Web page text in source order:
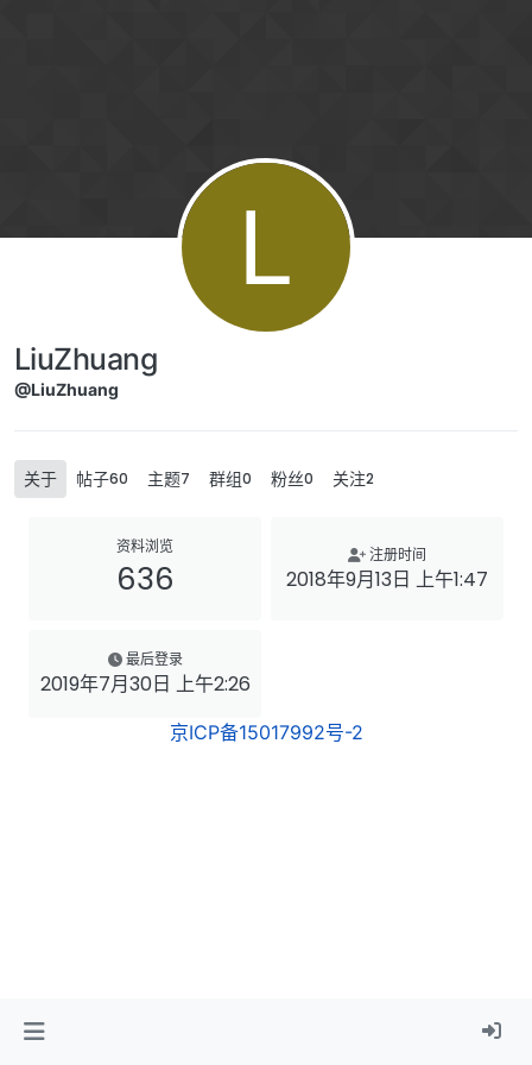
L
LiuZhuang
@LiuZhuang
关于 帖子60 主题7 群组0 粉丝0 关注2
资料浏览
636
注册时间
2018年9月13日 上午1:47
最后登录
2019年7月30日 上午2:26
京ICP备15017992号-2